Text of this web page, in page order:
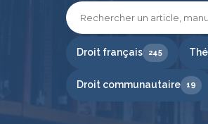
Droit français 245
Droit communautaire 19